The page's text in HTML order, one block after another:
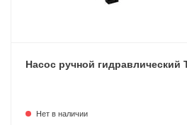
Насос ручной гидравлический
Нет в наличии